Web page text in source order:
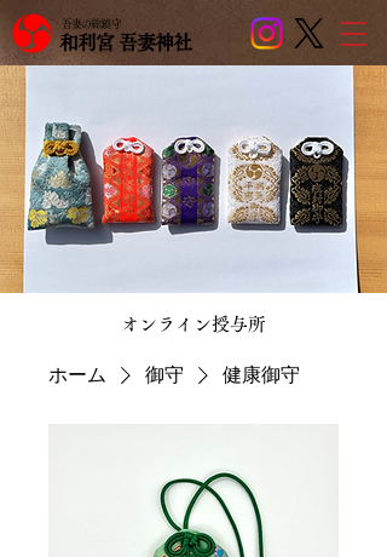
和利宮 吾妻神社
吾妻の総鎮守
​オンライン授与所
ホーム 御守 健康御守